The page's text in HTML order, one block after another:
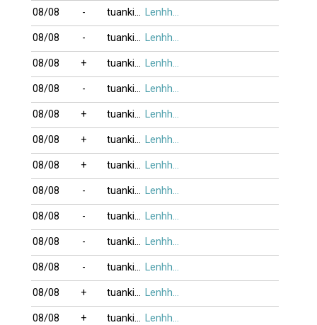
DIỄN ĐÀN
CỜ TƯỚNG
08/08 - tuankim Lenhho_xung
08/08 - tuankim Lenhho_xung
08/08 + tuankim Lenhho_xung
08/08 - tuankim Lenhho_xung
08/08 + tuankim Lenhho_xung
08/08 + tuankim Lenhho_xung
08/08 + tuankim Lenhho_xung
08/08 - tuankim Lenhho_xung
08/08 - tuankim Lenhho_xung
08/08 - tuankim Lenhho_xung
08/08 - tuankim Lenhho_xung
08/08 + tuankim Lenhho_xung
08/08 + tuankim Lenhho_xung